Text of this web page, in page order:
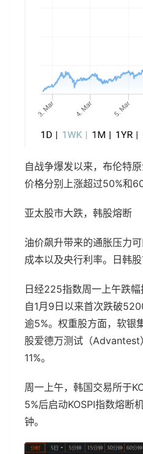
自战争爆发以来，布伦特
价格分别上涨超过50%和
亚太股市大跌，韩股熔断
油价飙升带来的通胀压力
成本以及央行利率。日韩股
日经225指数周一上午跌
自1月9日以来首次跌破
逾5%。权重股方面，软银
股爱德万测试（
11%。
周一上午，韩国交易所于
5%后启动KOSPI指数熔断
钟。